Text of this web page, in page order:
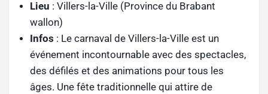
Lieu : Villers-la-Ville (Province du Brabant
wallon)
Infos : Le carnaval de Villers-la-Ville est un
événement incontournable avec des spectacles,
des défilés et des animations pour tous les
âges. Une fête traditionnelle qui attire de